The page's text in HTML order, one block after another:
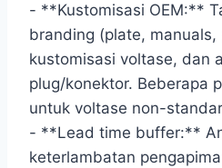
- **Kustomisasi OEM:**
branding (plate, manuals,
kustomisasi voltase, dan
plug/konektor. Beberapa
untuk voltase non-
- **Lead time buffer:**
keterlambatan